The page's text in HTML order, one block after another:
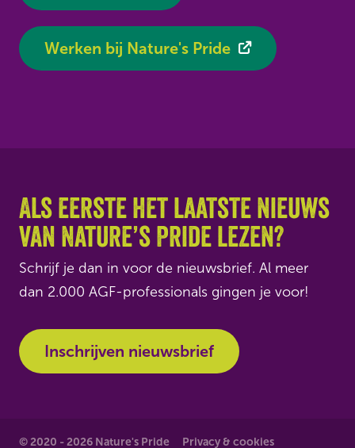
Werken bij Nature's Pride
Als eerste het laatste nieuws
van Nature’s Pride lezen?
Schrijf je dan in voor de nieuwsbrief. Al meer
dan 2.000 AGF-professionals gingen je voor!
Inschrijven nieuwsbrief
© 2020 - 2026 Nature's Pride Privacy & cookies